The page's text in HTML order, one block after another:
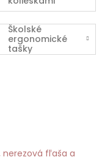
Školské
ergonomické
tašky
nerezová fľaša a